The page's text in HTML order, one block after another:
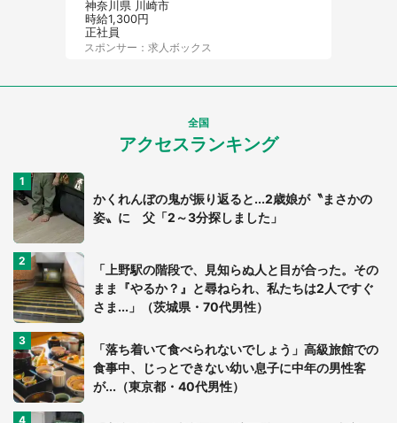
神奈川県 川崎市
時給1,300円
正社員
スポンサー：求人ボックス
全国
アクセスランキング
かくれんぼの鬼が振り返ると...2歳娘が〝まさかの
姿〟に 父「2～3分探しました」
「上野駅の階段で、見知らぬ人と目が合った。その
まま『やるか？』と尋ねられ、私たちは2人ですぐ
さま...」（茨城県・70代男性）
「落ち着いて食べられないでしょう」高級旅館での
食事中、じっとできない幼い息子に中年の男性客
が...（東京都・40代男性）